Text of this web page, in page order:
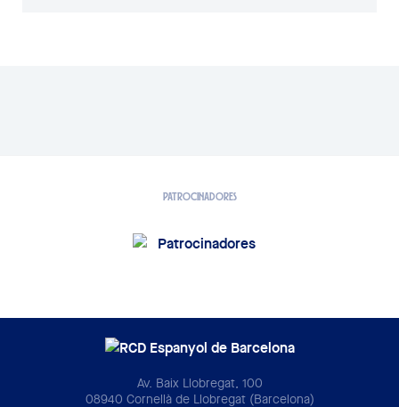
PATROCINADORES
Av. Baix Llobregat, 100
08940 Cornellà de Llobregat (Barcelona)